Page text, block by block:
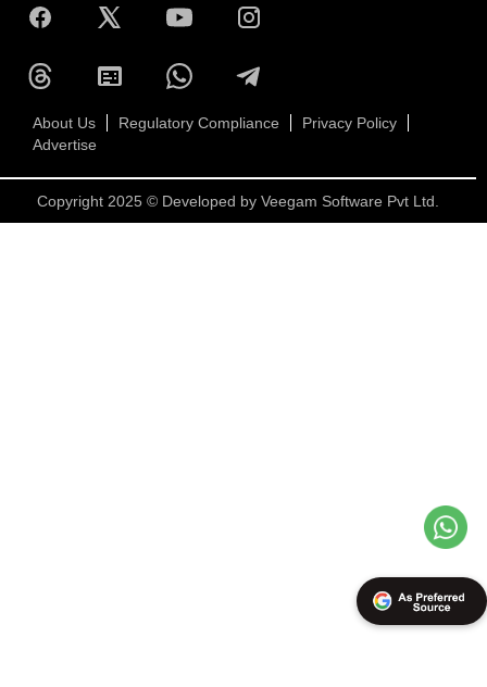
About Us Regulatory Compliance
Privacy Policy
Advertise
Copyright 2025 © Developed by Veegam Software Pvt Ltd.